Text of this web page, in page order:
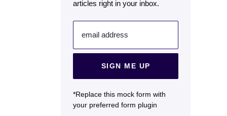
articles right in your inbox.
email address
SIGN ME UP
*Replace this mock form with
your preferred form plugin